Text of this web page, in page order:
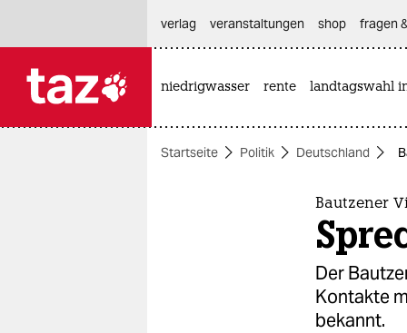
themen
verlag
veranstaltungen shop fragen
niedrigwasser rente landtagswahl
Startseite Politik Deutschland
Bautzener
Der
Kontakte
bekannt.